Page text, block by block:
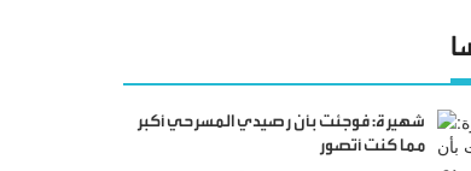
شهيرة: فوجئت بأن رصيدي المسرحي أكبر
مما كنت أتصور